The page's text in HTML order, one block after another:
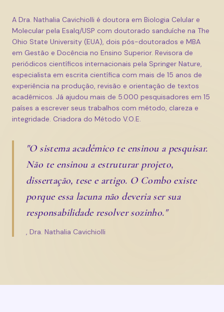
A Dra. Nathalia Cavichiolli é doutora em Biologia Celular e
Molecular pela Esalq/USP com doutorado sanduíche na The
Ohio State University (EUA), dois pós-doutorados e MBA
em Gestão e Docência no Ensino Superior. Revisora de
periódicos científicos internacionais pela Springer Nature,
especialista em escrita científica com mais de 15 anos de
experiência na produção, revisão e orientação de textos
acadêmicos. Já ajudou mais de 5.000 pesquisadores em 15
países a escrever seus trabalhos com método, clareza e
integridade. Criadora do Método V.O.E.
"O sistema acadêmico te ensinou a pesquisar.
Não te ensinou a estruturar projeto,
dissertação, tese e artigo. O Combo existe
porque essa lacuna não deveria ser sua
responsabilidade resolver sozinho."
, Dra. Nathalia Cavichiolli